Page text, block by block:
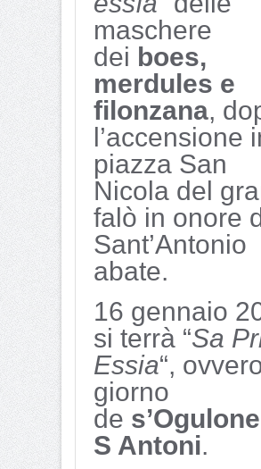
maschere
dei boes,
merdules e
filonzana,
l’accensione
piazza San
Nicola del
falò in onore
Sant’Antonio
abate.
16 gennaio
si terrà “Sa
Essia“,
giorno
de
S Antoni.